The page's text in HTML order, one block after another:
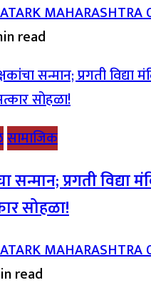
MAHARASHTRA
read
सामाजिक
सन्मान; प्रगती विद्या
सोहळा!
MAHARASHTRA
read